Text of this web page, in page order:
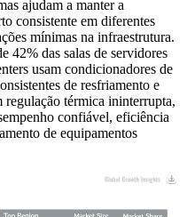
ajudam a manter a
consistente em diferentes
mínimas na infraestrutura.
42% das salas de servidores
usam condicionadores de
de resfriamento e
regulação térmica ininterrupta,
confiável, eficiência
de equipamentos